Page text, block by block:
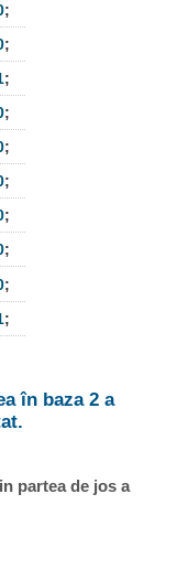
;
;
;
;
;
;
;
;
;
;
în baza 2 a
partea de jos a